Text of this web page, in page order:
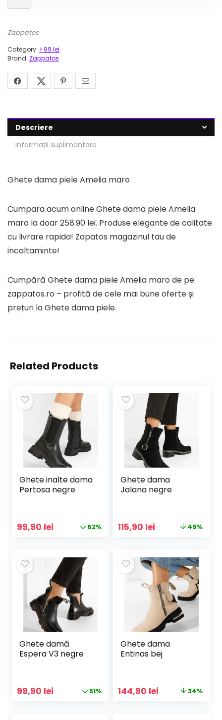
Zappatos
Category: > 99 lei
Brand: Zappatos
Descriere
Informații suplimentare
Ghete dama piele Amelia maro
Cumpara acum online Ghete dama piele Amelia
maro la doar 258.90 lei. Produse elegante de calitate
cu livrare rapida! Zapatos magazinul tau de
incaltaminte!
Cumpără Ghete dama piele Amelia maro de pe
zappatos.ro – profită de cele mai bune oferte și
prețuri la Ghete dama piele.
Related Products
Ghete inalte dama
Pertosa negre
Prețul
fost:
263,00 lei.
99,90 lei
99,90 lei.
62%
Ghete dama
Jalana negre
Prețul
fost:
229,00 lei.
115,90 lei Prețul
115,90 lei.
49%
Ghete damă
Espera V3 negre
Prețul
99,90 lei 51%
Ghete dama
Entinas bej
Prețul
144,90 lei Prețul 34%